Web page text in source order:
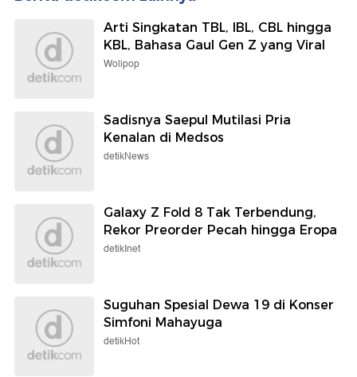
Arti Singkatan TBL, IBL, CBL hingga
KBL, Bahasa Gaul Gen Z yang Viral
Wolipop
Sadisnya Saepul Mutilasi Pria
Kenalan di Medsos
detikNews
Galaxy Z Fold 8 Tak Terbendung,
Rekor Preorder Pecah hingga Eropa
detikInet
Suguhan Spesial Dewa 19 di Konser
Simfoni Mahayuga
detikHot